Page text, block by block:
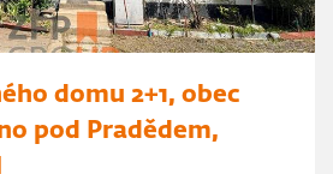
domu 2+1, obec
pod Pradědem,